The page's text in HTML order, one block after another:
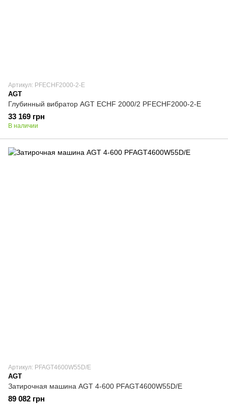
Артикул: PFECHF2000-2-E
AGT
Глубинный вибратор AGT ECHF 2000/2 PFECHF2000-2-E
33 169 грн
В наличии
Артикул: PFAGT4600W55D/E
AGT
Затирочная машина AGT 4-600 PFAGT4600W55D/E
89 082 грн